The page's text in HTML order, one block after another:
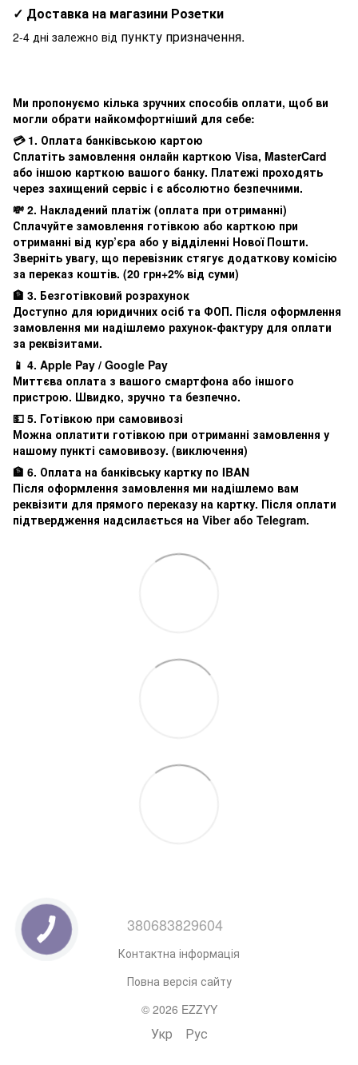
✓ Доставка на магазини Розетки
2-4 дні залежно від пункту призначення.
Ми пропонуємо кілька зручних способів оплати, щоб ви
могли обрати найкомфортніший для себе:
💳 1. Оплата банківською картою
Сплатіть замовлення онлайн карткою Visa, MasterCard
або іншою карткою вашого банку. Платежі проходять
через захищений сервіс і є абсолютно безпечними.
💸 2. Накладений платіж (оплата при отриманні)
Сплачуйте замовлення готівкою або карткою при
отриманні від кур’єра або у відділенні Нової Пошти.
Зверніть увагу, що перевізник стягує додаткову комісію
за переказ коштів. (20 грн+2% від суми)
🏦 3. Безготівковий розрахунок
Доступно для юридичних осіб та ФОП. Після оформлення
замовлення ми надішлемо рахунок-фактуру для оплати
за реквізитами.
📱 4. Apple Pay / Google Pay
Миттєва оплата з вашого смартфона або іншого
пристрою. Швидко, зручно та безпечно.
💵 5. Готівкою при самовивозі
Можна оплатити готівкою при отриманні замовлення у
нашому пункті самовивозу. (виключення)
🏦 6. Оплата на банківську картку по IBAN
Після оформлення замовлення ми надішлемо вам
реквізити для прямого переказу на картку. Після оплати
підтвердження надсилається на Viber або Telegram.
380683829604
Контактна інформація
Повна версія сайту
© 2026 EZZYY
Укр Рус